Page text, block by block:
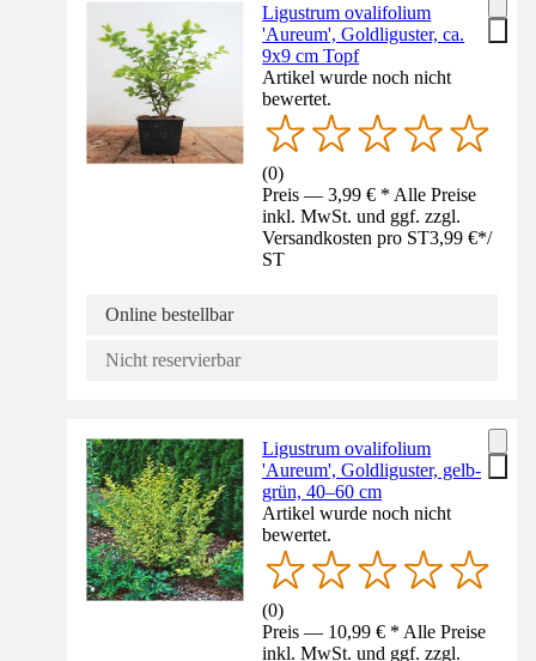
Ligustrum ovalifolium
'Aureum', Goldliguster, ca.
9x9 cm Topf
Artikel wurde noch nicht
bewertet.
(0)
Preis — 3,99 € * Alle Preise
inkl. MwSt. und ggf. zzgl.
Versandkosten pro ST3,99 €*/
ST
Online bestellbar
Nicht reservierbar
Ligustrum ovalifolium
'Aureum', Goldliguster, gelb-
grün, 40–60 cm
Artikel wurde noch nicht
bewertet.
(0)
Preis — 10,99 € * Alle Preise
inkl. MwSt. und ggf. zzgl.